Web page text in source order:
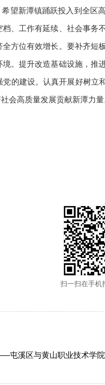
望新潭镇踊跃投入到全
、工作有延续、社会事
方位有效增长。要补齐
。提升改造基础设施，
的建设。认真开展好树
会高质量发展贡献新潭力量
扫一扫在手机
屯溪区与黄山职业技术学